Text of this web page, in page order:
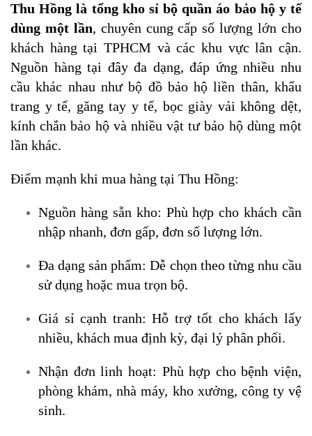
Thu Hồng là tổng kho sỉ bộ quần áo bảo hộ y tế
dùng một lần, chuyên cung cấp số lượng lớn cho
khách hàng tại TPHCM và các khu vực lân cận.
Nguồn hàng tại đây đa dạng, đáp ứng nhiều nhu
cầu khác nhau như bộ đồ bảo hộ liền thân, khẩu
trang y tế, găng tay y tế, bọc giày vải không dệt,
kính chắn bảo hộ và nhiều vật tư bảo hộ dùng một
lần khác.
Điểm mạnh khi mua hàng tại Thu Hồng:
Nguồn hàng sẵn kho: Phù hợp cho khách cần
nhập nhanh, đơn gấp, đơn số lượng lớn.
Đa dạng sản phẩm: Dễ chọn theo từng nhu cầu
sử dụng hoặc mua trọn bộ.
Giá sỉ cạnh tranh: Hỗ trợ tốt cho khách lấy
nhiều, khách mua định kỳ, đại lý phân phối.
Nhận đơn linh hoạt: Phù hợp cho bệnh viện,
phòng khám, nhà máy, kho xưởng, công ty vệ
sinh.